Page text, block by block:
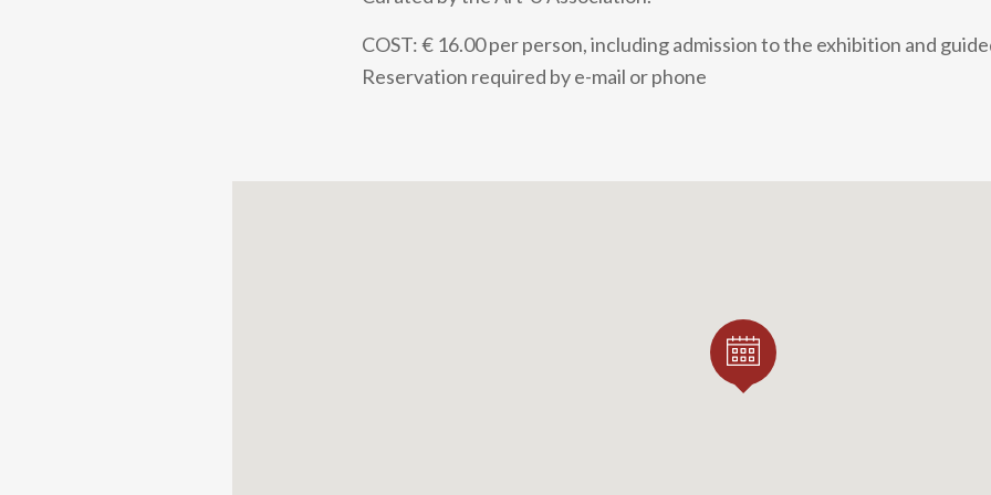
COST: € 16.00 per person, including admission to the exhibition and
Reservation required by e-mail or phone